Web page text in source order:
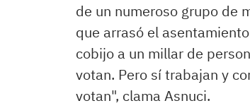
de un numeroso grupo de
que arrasó el
cobijo a un millar de
votan. Pero sí trabajan y
votan", clama Asnuci.